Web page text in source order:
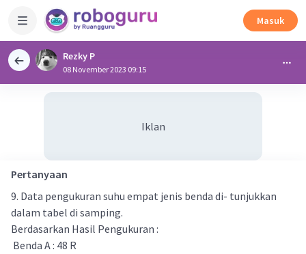
Masuk
Rezky P
08 November 2023 09:15
Iklan
Pertanyaan
9. Data pengukuran suhu empat jenis benda di- tunjukkan
dalam tabel di samping.
Berdasarkan Hasil Pengukuran :
Benda A : 48 R